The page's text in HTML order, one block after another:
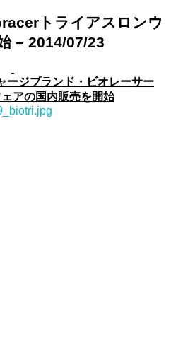
トライアスロンウ
– 2014/07/23
ージブランド・ビオレーサー
ェアの国内販売を開始